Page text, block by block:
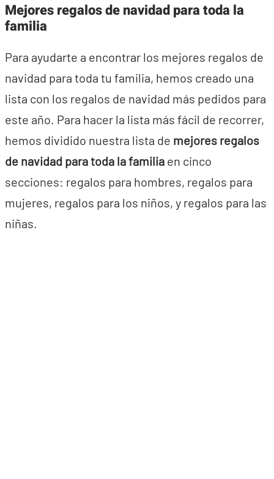
Mejores regalos de navidad para toda la
familia
Para ayudarte a encontrar los mejores regalos de
navidad para toda tu familia, hemos creado una
lista con los regalos de navidad más pedidos para
este año. Para hacer la lista más fácil de recorrer,
hemos dividido nuestra lista de mejores regalos
de navidad para toda la familia en cinco
secciones: regalos para hombres, regalos para
mujeres, regalos para los niños, y regalos para las
niñas.